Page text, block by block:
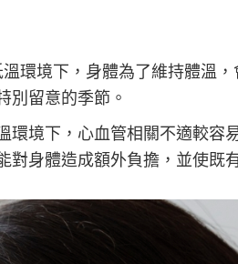
環境下，身體為了維持體溫
別留意的季節。
環境下，心血管相關不適較容
身體造成額外負擔，並使既